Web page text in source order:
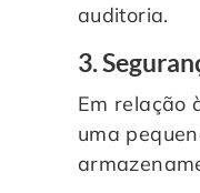
auditoria.
3.
Em relação
uma